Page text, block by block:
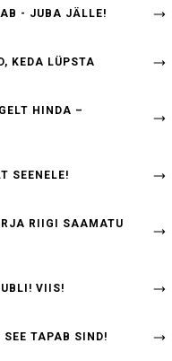
- JUBA JÄLLE!
KEDA LÜPSTA
HINDA –
SEENELE!
RIIGI SAAMATU
VIIS!
TAPAB SIND!